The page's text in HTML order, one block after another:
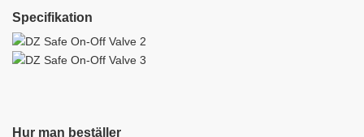
Specifikation
Hur man beställer